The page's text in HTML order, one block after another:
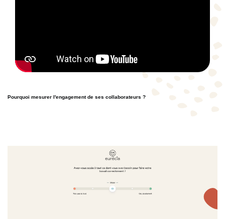
Pourquoi mesurer l'engagement de ses collaborateurs ?